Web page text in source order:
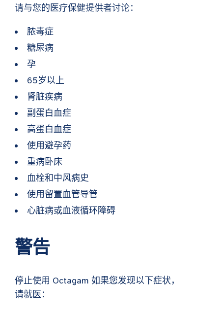
请与您的医疗保健提供者讨论：
脓毒症
糖尿病
孕
65岁以上
肾脏疾病
副蛋白血症
高蛋白血症
使用避孕药
重病卧床
血栓和中风病史
使用留置血管导管
心脏病或血液循环障碍
警告
停止使用 Octagam 如果您发现以下症状，
请就医：